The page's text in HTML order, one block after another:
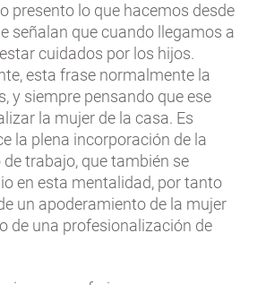
presento lo que hacemos desde
señalan que cuando llegamos a
cuidados por los hijos.
esta frase normalmente la
y siempre pensando que ese
la mujer de la casa. Es
la plena incorporación de la
trabajo, que también se
en esta mentalidad, por tanto
un apoderamiento de la mujer
de una profesionalización de